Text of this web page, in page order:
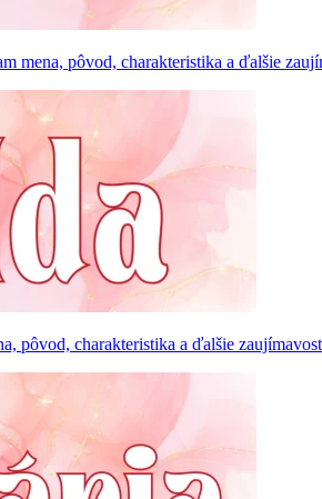
mena, pôvod, charakteristika a ďalšie
pôvod, charakteristika a ďalšie